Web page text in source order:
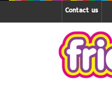
Contact us